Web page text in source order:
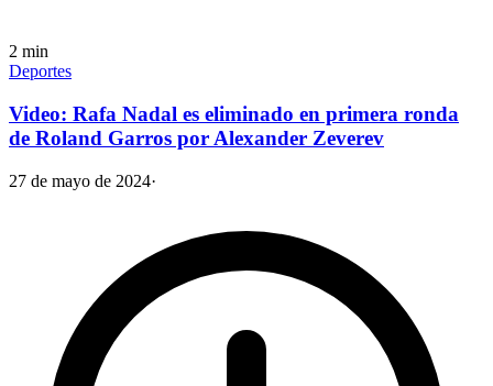
2 min
Deportes
Video: Rafa Nadal es eliminado en primera ronda
de Roland Garros por Alexander Zeverev
27 de mayo de 2024·